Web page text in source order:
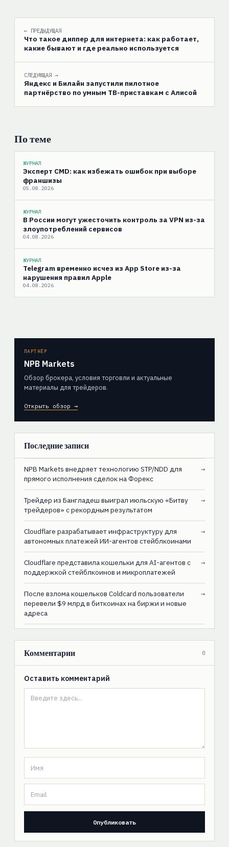
← ПРЕДЫДУЩАЯ
Что такое диппер для интернета: как работает,
какие бывают и где реально используется
СЛЕДУЮЩАЯ →
Яндекс и Билайн запустили пилотное
партнёрство по умным ТВ-приставкам с Алисой
По теме
ЖУРНАЛ
Эксперт CMD: как избежать ошибок при выборе
франшизы
05.08.2026
ЖУРНАЛ
В России могут ужесточить контроль за VPN из-за
злоупотреблений сервисов
04.08.2026
ЖУРНАЛ
Telegram временно исчез из App Store из-за
нарушения правил Apple
04.08.2026
ПАРТНЁР
NPB Markets
Обзор брокера, условия торговли и актуальные
материалы для трейдеров.
Открыть обзор →
Последние записи
NPB Markets внедряет технологию STP/NDD для
прямого исполнения сделок на Форекс
→
Трейдер из Бангладеш выиграл июльскую «Битву
трейдеров» с рекордным результатом
→
Cloudflare разрабатывает инфраструктуру для
автономных платежей ИИ-агентов стейблкоинами
→
Cloudflare представила кошельки для AI-агентов с
поддержкой стейблкоинов и микроплатежей
→
После взлома кошельков Coldcard пользователи
перевели $9 млрд в биткоинах на биржи и новые
адреса
→
Комментарии 0
Оставить комментарий